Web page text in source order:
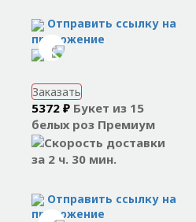
Отправить ссылку на
приложение
Заказать
5372 ₽ Букет из 15
белых роз Премиум
за 2 ч. 30 мин.
Отправить ссылку на
приложение